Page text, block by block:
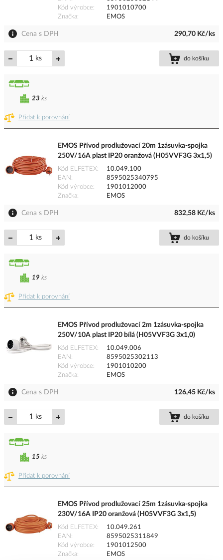
Kód výrobce
1901010700
Značka
EMOS
Cena s DPH 290,70 Kč/ks
ks do košíku
Přidat k porovnání
23 ks
EMOS Přívod prodlužovací 20m 1zásuvka-spojka
250V/16A plast IP20 oranžová (H05VVF3G 3x1,5)
Kód ELFETEX
10.049.100
EAN
8595025340795
Kód výrobce
1901012000
Značka
EMOS
Cena s DPH 832,58 Kč/ks
ks do košíku
Přidat k porovnání
19 ks
EMOS Přívod prodlužovací 2m 1zásuvka-spojka
250V/10A plast IP20 bílá (H05VVF3G 3x1,0)
Kód ELFETEX
10.049.006
EAN
8595025302113
Kód výrobce
1901010200
Značka
EMOS
Cena s DPH 126,45 Kč/ks
ks do košíku
Přidat k porovnání
15 ks
EMOS Přívod prodlužovací 25m 1zásuvka-spojka
230V/16A IP20 oranžová (H05VVF3G 3x1,5)
Kód ELFETEX
10.049.261
EAN
8595025311849
Kód výrobce
1901012500
Značka
EMOS